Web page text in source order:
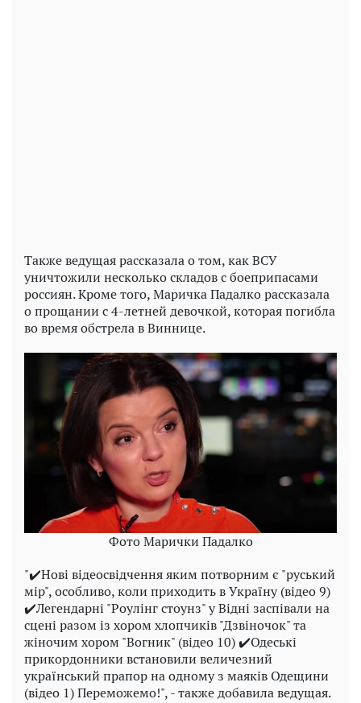
Также ведущая рассказала о том, как ВСУ
уничтожили несколько складов с боеприпасами
россиян. Кроме того, Маричка Падалко рассказала
о прощании с 4-летней девочкой, которая погибла
во время обстрела в Виннице.
Фото Марички Падалко
"✔️Нові відеосвідчення яким потворним є "руський
мір", особливо, коли приходить в Україну (відео 9)
✔️Легендарні "Роулінг стоунз" у Відні заспівали на
сцені разом із хором хлопчиків "Дзвіночок" та
жіночим хором "Вогник" (відео 10) ✔️Одеські
прикордонники встановили величезний
український прапор на одному з маяків Одещини
(відео 1) Переможемо!", - также добавила ведущая.